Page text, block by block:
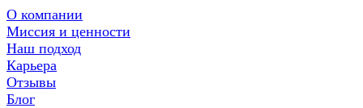
О компании
Миссия и ценности
Наш подход
Карьера
Отзывы
Блог